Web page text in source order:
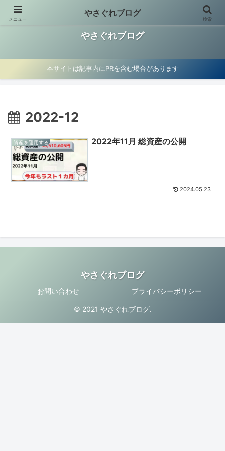
やさぐれブログ
本サイトは記事内にPRを含む場合があります
2022-12
資産を運用する 2022年11月 総資産の公開
2024.05.23
やさぐれブログ
お問い合わせ プライバシーポリシー
© 2021 やさぐれブログ.
メニュー
やさぐれブログ
検索